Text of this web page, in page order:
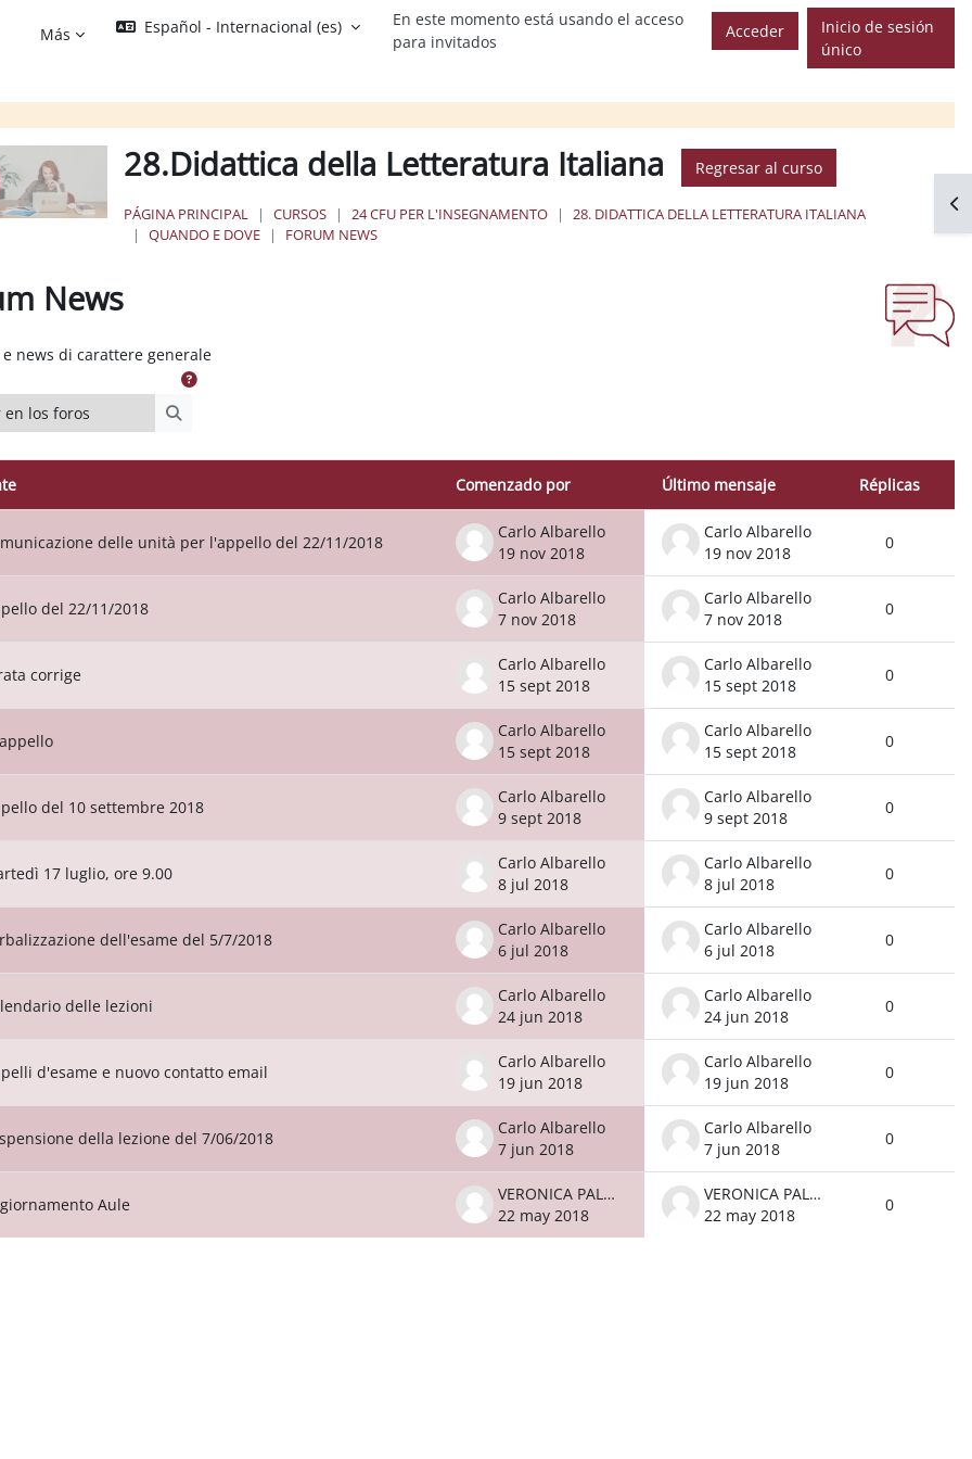
Más
Español - Internacional ‎(es)‎
En este momento está usando el acceso
para invitados
Acceder
Inicio de sesión
único
28.Didattica della Letteratura Italiana Regresar al curso
PÁGINA PRINCIPAL CURSOS 24 CFU PER L'INSEGNAMENTO
28. DIDATTICA DELLA LETTERATURA ITALIANA
QUANDO E DOVE
FORUM NEWS
News
news di carattere generale
los foros
11 de 11 discusiones
Comenzado por Último mensaje
Réplicas
delle unità per l'appello del 22/11/2018
Carlo Albarello
19 nov 2018
Carlo Albarello
19 nov 2018
0
del 22/11/2018
Carlo Albarello
7 nov 2018
Carlo Albarello
7 nov 2018
0
corrige
Carlo Albarello
15 sept 2018
Carlo Albarello
15 sept 2018
0
Carlo Albarello
15 sept 2018
Carlo Albarello
15 sept 2018
0
del 10 settembre 2018
Carlo Albarello
9 sept 2018
Carlo Albarello
9 sept 2018
0
17 luglio, ore 9.00
Carlo Albarello
8 jul 2018
Carlo Albarello
8 jul 2018
0
dell'esame del 5/7/2018
Carlo Albarello
6 jul 2018
Carlo Albarello
6 jul 2018
0
delle lezioni
Carlo Albarello
24 jun 2018
Carlo Albarello
24 jun 2018
0
d'esame e nuovo contatto email
Carlo Albarello
19 jun 2018
Carlo Albarello
19 jun 2018
0
della lezione del 7/06/2018
Carlo Albarello
7 jun 2018
Carlo Albarello
7 jun 2018
0
Aule
VERONICA PALMA
22 may 2018
VERONICA PALMA
22 may 2018
0